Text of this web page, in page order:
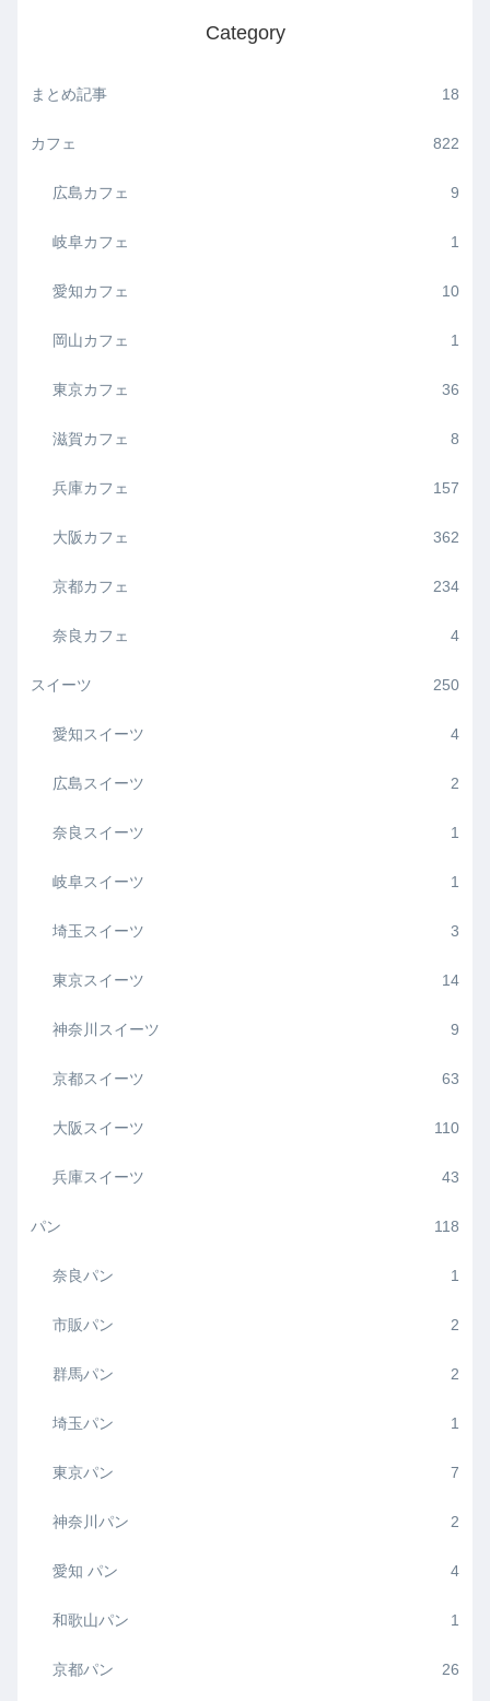
Category
まとめ記事 18
カフェ 822
広島カフェ 9
岐阜カフェ 1
愛知カフェ 10
岡山カフェ 1
東京カフェ 36
滋賀カフェ 8
兵庫カフェ 157
大阪カフェ 362
京都カフェ 234
奈良カフェ 4
スイーツ 250
愛知スイーツ 4
広島スイーツ 2
奈良スイーツ 1
岐阜スイーツ 1
埼玉スイーツ 3
東京スイーツ 14
神奈川スイーツ 9
京都スイーツ 63
大阪スイーツ 110
兵庫スイーツ 43
パン 118
奈良パン 1
市販パン 2
群馬パン 2
埼玉パン 1
東京パン 7
神奈川パン 2
愛知 パン 4
和歌山パン 1
京都パン 26